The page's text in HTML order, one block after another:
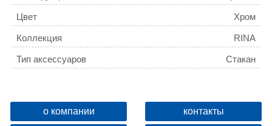
Цвет Хром
Коллекция RINA
Тип аксессуаров Стакан
Название товара
Стакан AZARIO RINA
стеклянный настольный,
ID 136629
о компании контакты